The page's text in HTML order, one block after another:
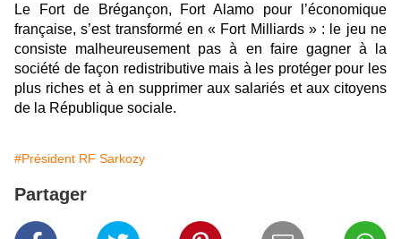
Le Fort de Brégançon, Fort Alamo pour l’économique
française, s’est transformé en « Fort Milliards » : le jeu ne
consiste malheureusement pas à en faire gagner à la
société de façon redistributive mais à les protéger pour les
plus riches et à en supprimer aux salariés et aux citoyens
de la République sociale.
#Président RF Sarkozy
Partager